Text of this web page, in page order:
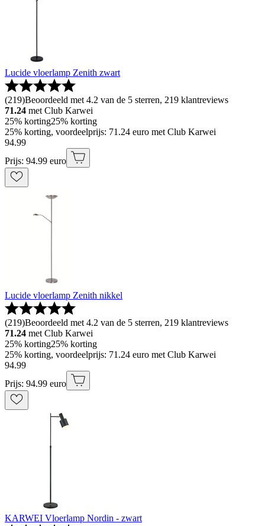
Lucide vloerlamp Zenith zwart
(219)Beoordeeld met 4.2 van de 5 sterren, 219 klantreviews
71.24 met Club Karwei
25% korting25% korting
25% korting, voordeelprijs: 71.24 euro met Club Karwei
94.99
Prijs: 94.99 euro
Lucide vloerlamp Zenith nikkel
(219)Beoordeeld met 4.2 van de 5 sterren, 219 klantreviews
71.24 met Club Karwei
25% korting25% korting
25% korting, voordeelprijs: 71.24 euro met Club Karwei
94.99
Prijs: 94.99 euro
KARWEI Vloerlamp Nordin - zwart